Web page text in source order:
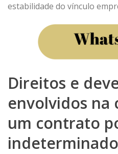
estabilidade do vínculo
Direitos e
envolvidos na
um contrato
indeterminado